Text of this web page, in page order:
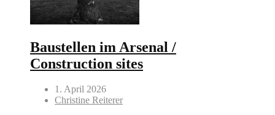
Baustellen im Arsenal /
Construction sites
1. April 2026
Christine Reiterer